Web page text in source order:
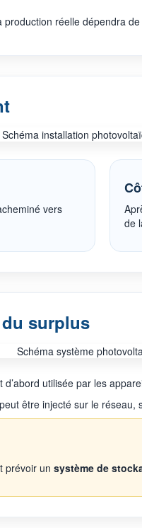
réelle dépendra
vers
de
surplus
d’abord utilisée par les
peut être injecté sur le réseau,
prévoir un système de